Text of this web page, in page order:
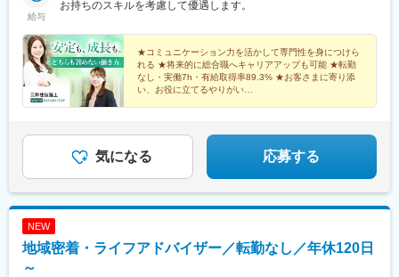
駅、鹿児駅、桜町駅(長崎県)、浦上駅前駅、佐世保駅
橋駅、大阪梅田駅(阪神線)、神戸三宮駅(阪急・神戸高速)、田町駅
ナルビル前駅、平和通駅、大橋駅(長崎県)、佐世保駅、九品寺交差
点駅、甲東中学校前駅、県庁前駅(沖縄県)
差点駅、小川町駅(東京都)、御茶ノ水駅、東京駅、栄町駅(千葉
高松築港駅、水道町駅、淡路町駅、京橋駅(東京都)、葭川公園駅、
駅前大通駅、みなと元町駅、高松駅(香川県)、交通局前駅(熊本県)
給与
お持ちのスキルを考慮して優遇します。
★コミュニケーション力を活かして専門性を身につけら
れる ★将来的に総合職へキャリアアップも可能 ★転勤
なし・実働7h・有給取得率89.3% ★お客さまに寄り添
い、お役に立てるやりがい
気になる 応募する
NEW
地域密着・ライフアドバイザー／転勤なし／年休120日
～